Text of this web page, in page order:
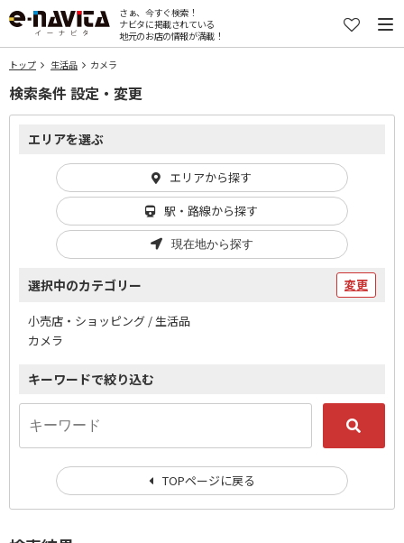
さぁ、今すぐ検索！
ナビタに掲載されている
地元のお店の情報が満載！
トップ 生活品 カメラ
検索条件 設定・変更
エリアを選ぶ
エリアから探す
駅・路線から探す
現在地から探す
選択中のカテゴリー 変更
小売店・ショッピング / 生活品
カメラ
キーワードで絞り込む
TOPページに戻る